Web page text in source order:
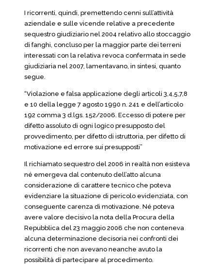
I ricorrenti, quindi, premettendo cenni sull’attività
aziendale e sulle vicende relative a precedente
sequestro giudiziario nel 2004 relativo allo stoccaggio
di fanghi, concluso per la maggior parte dei terreni
interessati con la relativa revoca confermata in sede
giudiziaria nel 2007, lamentavano, in sintesi, quanto
segue.
“Violazione e falsa applicazione degli articoli 3,4,5,7,8
e 10 della legge 7 agosto 1990 n. 241 e dell’articolo
192 comma 3 d.lgs. 152/2006. Eccesso di potere per
difetto assoluto di ogni logico presupposto del
provvedimento, per difetto di istruttoria, per difetto di
motivazione ed errore sui presupposti”
Il richiamato sequestro del 2006 in realtà non esisteva
né emergeva dal contenuto dell’atto alcuna
considerazione di carattere tecnico che poteva
evidenziare la situazione di pericolo evidenziata, con
conseguente carenza di motivazione. Né poteva
avere valore decisivo la nota della Procura della
Repubblica del 23 maggio 2006 che non conteneva
alcuna determinazione decisoria nei confronti dei
ricorrenti che non avevano neanche avuto la
possibilità di partecipare al procedimento.